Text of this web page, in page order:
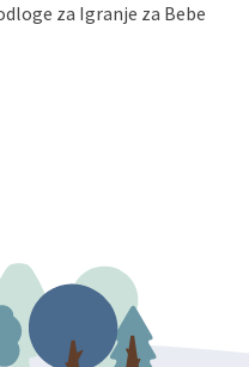
obrade Vaših osobnih
podnijeti poštom na
na adresu:
za Igranje za Bebe